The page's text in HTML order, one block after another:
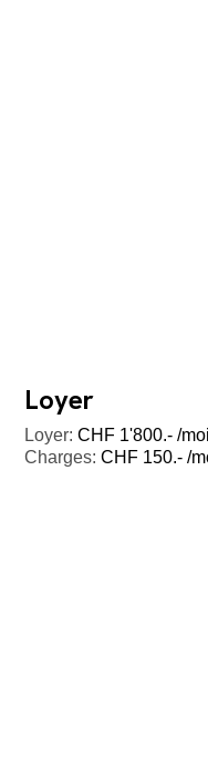
Loyer
Loyer: CHF 1'800.- /
Charges: CHF 150.- /